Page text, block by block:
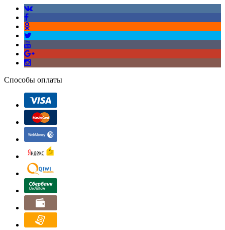
Способы оплаты